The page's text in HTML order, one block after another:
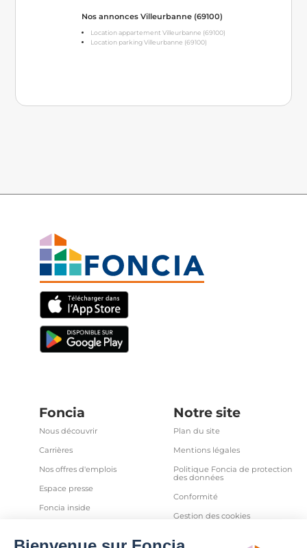
Nos annonces Villeurbanne (69100)
Location appartement Villeurbanne (69100)
Location parking Villeurbanne (69100)
Foncia
Nous découvrir
Carrières
Nos offres d'emplois
Espace presse
Foncia inside
Partenaires
Notre site
Plan du site
Mentions légales
Politique Foncia de protection
des données
Conformité
Gestion des cookies
et autres traceurs